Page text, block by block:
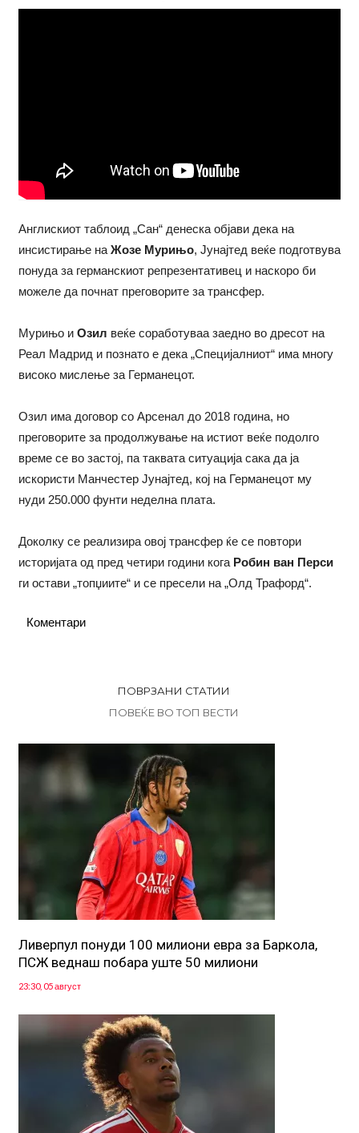
Англискиот таблоид „Сан“ денеска објави дека на
инсистирање на Жозе Мурињо, Јунајтед веќе подготвува
понуда за германскиот репрезентативец и наскоро би
можеле да почнат преговорите за трансфер.
Мурињо и Озил веќе соработуваа заедно во дресот на
Реал Мадрид и познато е дека „Специјалниот“ има многу
високо мислење за Германецот.
Озил има договор со Арсенал до 2018 година, но
преговорите за продолжување на истиот веќе подолго
време се во застој, па таквата ситуација сака да ја
искористи Манчестер Јунајтед, кој на Германецот му
нуди 250.000 фунти неделна плата.
Доколку се реализира овој трансфер ќе се повтори
историјата од пред четири години кога Робин ван Перси
ги остави „топџиите“ и се пресели на „Олд Трафорд“.
Коментари
ПОВРЗАНИ СТАТИИ
ПОВЕЌЕ ВО ТОП ВЕСТИ
Ливерпул понуди 100 милиони евра за Баркола,
ПСЖ веднаш побара уште 50 милиони
23:30, 05 август